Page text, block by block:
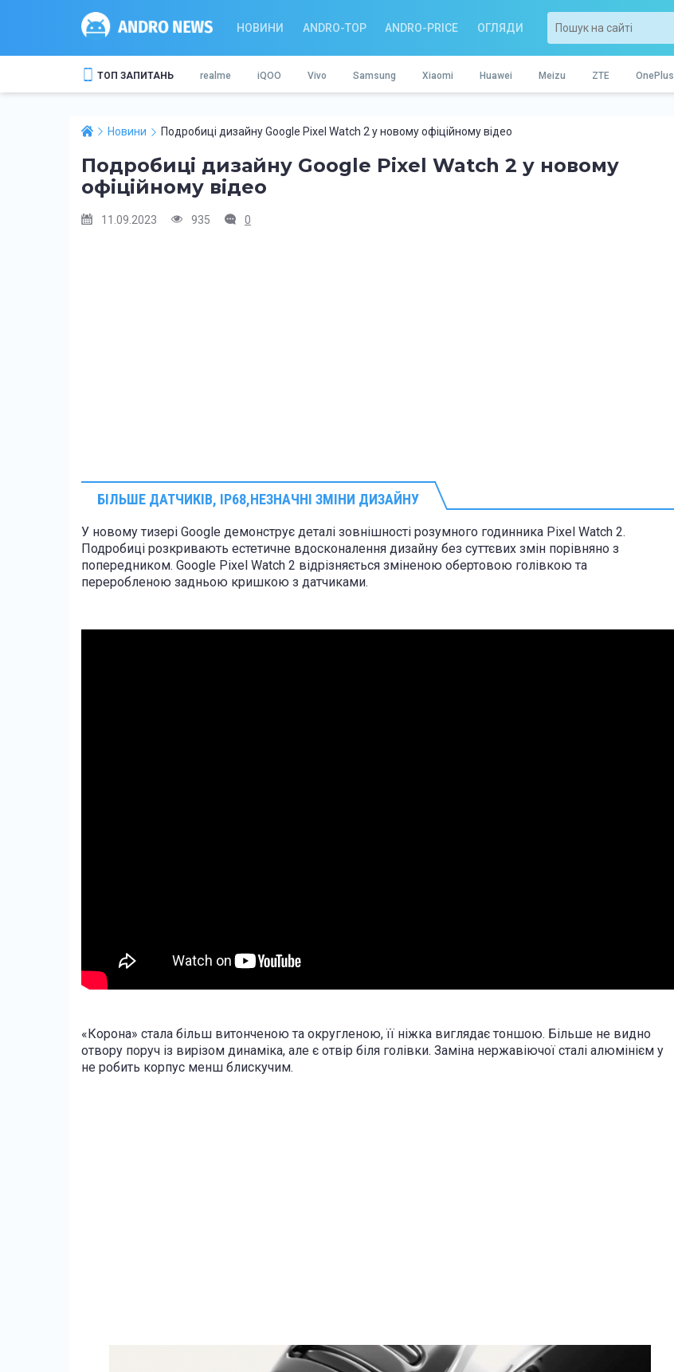
НОВИНИ ANDRO-TOP ANDRO-PRICE ОГЛЯДИ
ТОП ЗАПИТАНЬ realme iQOO Vivo Samsung Xiaomi Huawei Meizu ZTE OnePlus
Новини Подробиці дизайну Google Pixel Watch 2 у новому офіційному відео
Подробиці дизайну Google Pixel Watch 2 у новому
офіційному відео
11.09.2023 935 0
БІЛЬШЕ ДАТЧИКІВ, IP68 ,НЕЗНАЧНІ ЗМІНИ ДИЗАЙНУ
У новому тизері Google демонструє деталі зовнішності розумного годинника Pixel Watch 2.
Подробиці розкривають естетичне вдосконалення дизайну без суттєвих змін порівняно з
попередником. Google Pixel Watch 2 відрізняється зміненою обертовою голівкою та
переробленою задньою кришкою з датчиками.
«Корона» стала більш витонченою та округленою, її ніжка виглядає тоншою. Більше не видно
отвору поруч із вирізом динаміка, але є отвір біля голівки. Заміна нержавіючої сталі алюмінієм у
не робить корпус менш блискучим.